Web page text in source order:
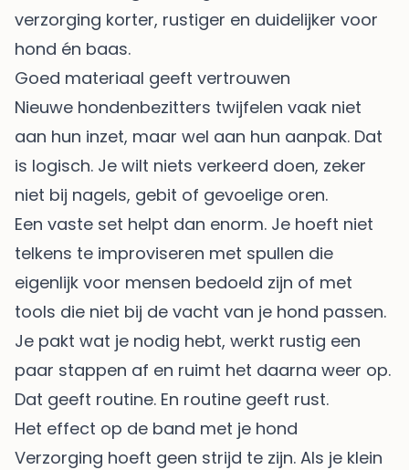
verzorging korter, rustiger en duidelijker voor
hond én baas.
Goed materiaal geeft vertrouwen
Nieuwe hondenbezitters twijfelen vaak niet
aan hun inzet, maar wel aan hun aanpak. Dat
is logisch. Je wilt niets verkeerd doen, zeker
niet bij nagels, gebit of gevoelige oren.
Een vaste set helpt dan enorm. Je hoeft niet
telkens te improviseren met spullen die
eigenlijk voor mensen bedoeld zijn of met
tools die niet bij de vacht van je hond passen.
Je pakt wat je nodig hebt, werkt rustig een
paar stappen af en ruimt het daarna weer op.
Dat geeft routine. En routine geeft rust.
Het effect op de band met je hond
Verzorging hoeft geen strijd te zijn. Als je klein